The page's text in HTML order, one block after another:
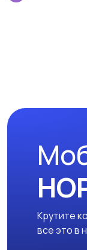
Крутите
все это в